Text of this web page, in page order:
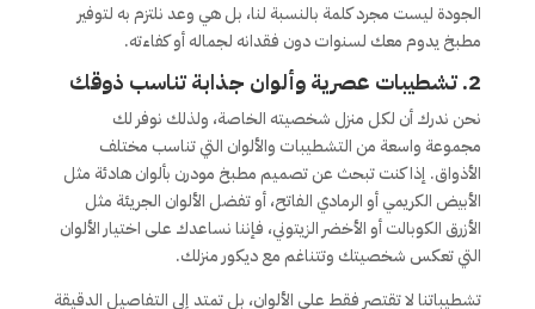
الجودة ليست مجرد كلمة بالنسبة لنا، بل هي وعد نلتزم به لتوفير
مطبخ يدوم معك لسنوات دون فقدانه لجماله أو كفاءته.
2. تشطيبات عصرية وألوان جذابة تناسب ذوقك
نحن ندرك أن لكل منزل شخصيته الخاصة، ولذلك نوفر لك
مجموعة واسعة من التشطيبات والألوان التي تناسب مختلف
الأذواق. إذا كنت تبحث عن تصميم مطبخ مودرن بألوان هادئة مثل
الأبيض الكريمي أو الرمادي الفاتح، أو تفضل الألوان الجريئة مثل
الأزرق الكوبالت أو الأخضر الزيتوني، فإننا نساعدك على اختيار الألوان
التي تعكس شخصيتك وتتناغم مع ديكور منزلك.
تشطيباتنا لا تقتصر فقط على الألوان، بل تمتد إلى التفاصيل الدقيقة